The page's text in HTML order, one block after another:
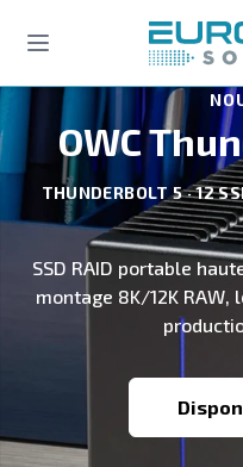
Navigating through the
Press to skip the slider
Cliquer pour accéder à la
OWC
THUNDERBOLT 5 · 12
SSD RAID portable
montage 8K/12K